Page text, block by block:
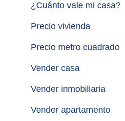
¿Cuánto vale mi casa?
Precio vivienda
Precio metro cuadrado
Vender casa
Vender inmobiliaria
Vender apartamento